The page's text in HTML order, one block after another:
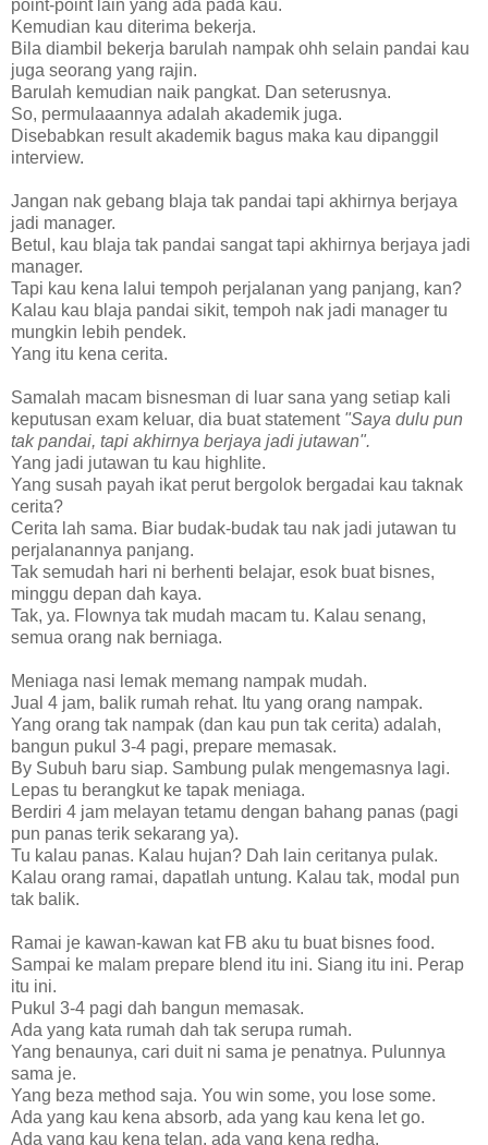
point-point lain yang ada pada kau.
Kemudian kau diterima bekerja.
Bila diambil bekerja barulah nampak ohh selain pandai kau
juga seorang yang rajin.
Barulah kemudian naik pangkat. Dan seterusnya.
So, permulaaannya adalah akademik juga.
Disebabkan result akademik bagus maka kau dipanggil
interview.
Jangan nak gebang blaja tak pandai tapi akhirnya berjaya
jadi manager.
Betul, kau blaja tak pandai sangat tapi akhirnya berjaya jadi
manager.
Tapi kau kena lalui tempoh perjalanan yang panjang, kan?
Kalau kau blaja pandai sikit, tempoh nak jadi manager tu
mungkin lebih pendek.
Yang itu kena cerita.
Samalah macam bisnesman di luar sana yang setiap kali
keputusan exam keluar, dia buat statement "Saya dulu pun
tak pandai, tapi akhirnya berjaya jadi jutawan".
Yang jadi jutawan tu kau highlite.
Yang susah payah ikat perut bergolok bergadai kau taknak
cerita?
Cerita lah sama. Biar budak-budak tau nak jadi jutawan tu
perjalanannya panjang.
Tak semudah hari ni berhenti belajar, esok buat bisnes,
minggu depan dah kaya.
Tak, ya. Flownya tak mudah macam tu. Kalau senang,
semua orang nak berniaga.
Meniaga nasi lemak memang nampak mudah.
Jual 4 jam, balik rumah rehat. Itu yang orang nampak.
Yang orang tak nampak (dan kau pun tak cerita) adalah,
bangun pukul 3-4 pagi, prepare memasak.
By Subuh baru siap. Sambung pulak mengemasnya lagi.
Lepas tu berangkut ke tapak meniaga.
Berdiri 4 jam melayan tetamu dengan bahang panas (pagi
pun panas terik sekarang ya).
Tu kalau panas. Kalau hujan? Dah lain ceritanya pulak.
Kalau orang ramai, dapatlah untung. Kalau tak, modal pun
tak balik.
Ramai je kawan-kawan kat FB aku tu buat bisnes food.
Sampai ke malam prepare blend itu ini. Siang itu ini. Perap
itu ini.
Pukul 3-4 pagi dah bangun memasak.
Ada yang kata rumah dah tak serupa rumah.
Yang benaunya, cari duit ni sama je penatnya. Pulunnya
sama je.
Yang beza method saja. You win some, you lose some.
Ada yang kau kena absorb, ada yang kau kena let go.
Ada yang kau kena telan, ada yang kena redha.